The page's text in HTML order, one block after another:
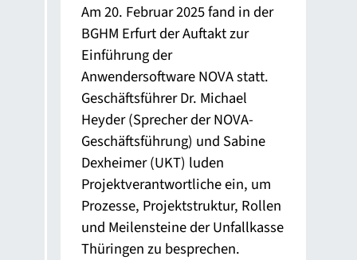
Am 20. Februar 2025 fand in der
BGHM Erfurt der Auftakt zur
Einführung der
Anwendersoftware NOVA statt.
Geschäftsführer Dr. Michael
Heyder (Sprecher der NOVA-
Geschäftsführung) und Sabine
Dexheimer (UKT) luden
Projektverantwortliche ein, um
Prozesse, Projektstruktur, Rollen
und Meilensteine der Unfallkasse
Thüringen zu besprechen.